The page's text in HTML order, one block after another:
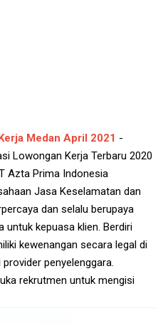
Medan April 2021 -
Lowongan Kerja Terbaru 2020
Azta Prima Indonesia
Jasa Keselamatan dan
dan selalu berupaya
untuk kepuasa klien. Berdiri
kewenangan secara legal di
penyelenggara.
rekrutmen untuk mengisi